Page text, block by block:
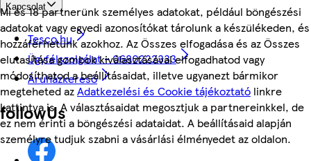
Mi és 18 partnerünk személyes adatokat, például böngészési
adatokat vagy egyedi azonosítókat tárolunk a készülékeden, és
hozzáférhetünk azokhoz. Az Összes elfogadása és az Összes
elutasítása gombok kiválasztásával elfogadhatod vagy
módosíthatod a beállításaidat, illetve ugyanezt bármikor
megteheted azAdatkezelési és Cookie tájékoztató linkre
kattintva is. A választásaidat megosztjuk a partnereinkkel, de
ez nem érinti a böngészési adataidat. A beállításaid alapján
személyre tudjuk szabni a vásárlási élményedet az oldalon.
Kapcsolat
Tesco.hu
Ügyfélszolgálat - 0680222333
Áruházkereső
followUs